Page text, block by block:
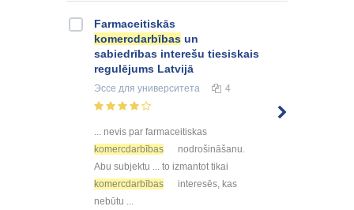
Farmaceitiskās
komercdarbības un
sabiedrības interešu tiesiskais
regulējums Latvijā
Эссе для университета 4
... nevis par farmaceitiskas
komercdarbības
nodrošināšanu.
Abu subjektu ... to izmantot tikai
komercdarbības
interesēs, kas
nebūtu ...